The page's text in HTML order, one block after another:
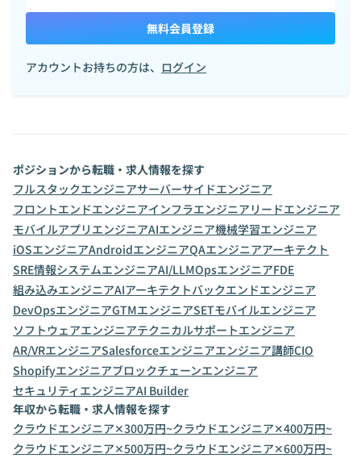
無料会員登録
アカウントお持ちの方は、 ログイン
ポジションから転職・求人情報を探す
フルスタックエンジニアサーバーサイドエンジニア
フロントエンドエンジニアインフラエンジニア リードエンジニア
モバイルアプリエンジニアAIエンジニア機械学習エンジニア
iOSエンジニアAndroidエンジニアQAエンジニアアーキテクト
SRE情報システムエンジニアAI/LLMOpsエンジニアFDE
組み込みエンジニアAIアーキテクトバックエンドエンジニア
DevOpsエンジニアGTMエンジニアSETモバイルエンジニア
ソフトウェアエンジニアテクニカルサポートエンジニア
AR/VRエンジニアSalesforceエンジニアエンジニア講師CIO
Shopifyエンジニアブロックチェーンエンジニア
セキュリティエンジニアAI Builder
年収から転職・求人情報を探す
クラウドエンジニア✕300万円~クラウドエンジニア✕400万円~
クラウドエンジニア✕500万円~クラウドエンジニア✕600万円~